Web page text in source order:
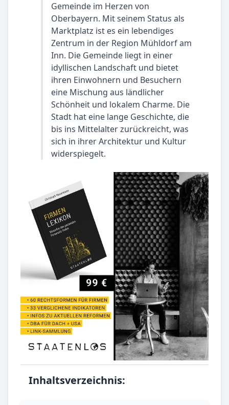
Gemeinde im Herzen von
Oberbayern. Mit seinem Status als
Marktplatz ist es ein lebendiges
Zentrum in der Region Mühldorf am
Inn. Die Gemeinde liegt in einer
idyllischen Landschaft und bietet
ihren Einwohnern und Besuchern
eine Mischung aus ländlicher
Schönheit und lokalem Charme. Die
Stadt hat eine lange Geschichte, die
bis ins Mittelalter zurückreicht, was
sich in ihrer Architektur und Kultur
widerspiegelt.
Inhaltsverzeichnis: